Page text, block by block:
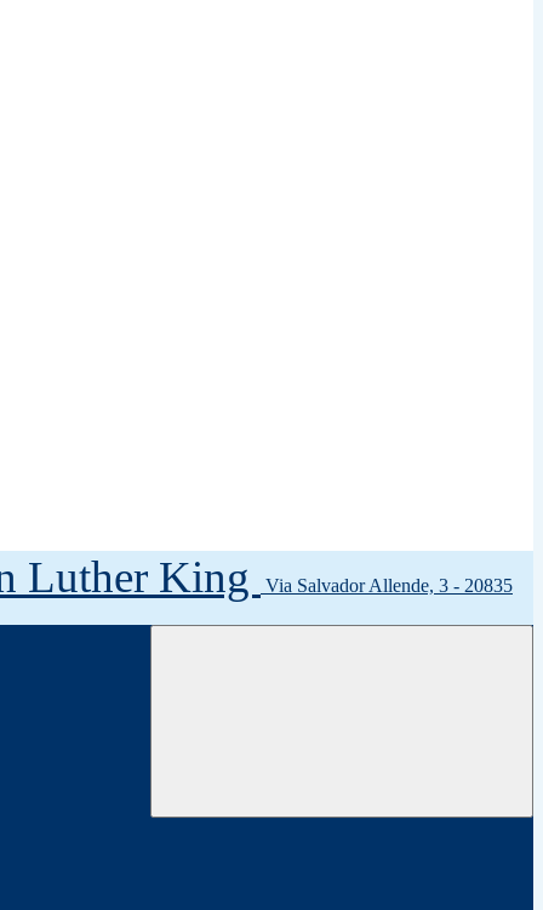
Luther King
Via Salvador Allende, 3 - 20835